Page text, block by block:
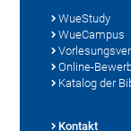
WueStudy
WueCampus
Online-
Katalog der
Kontakt